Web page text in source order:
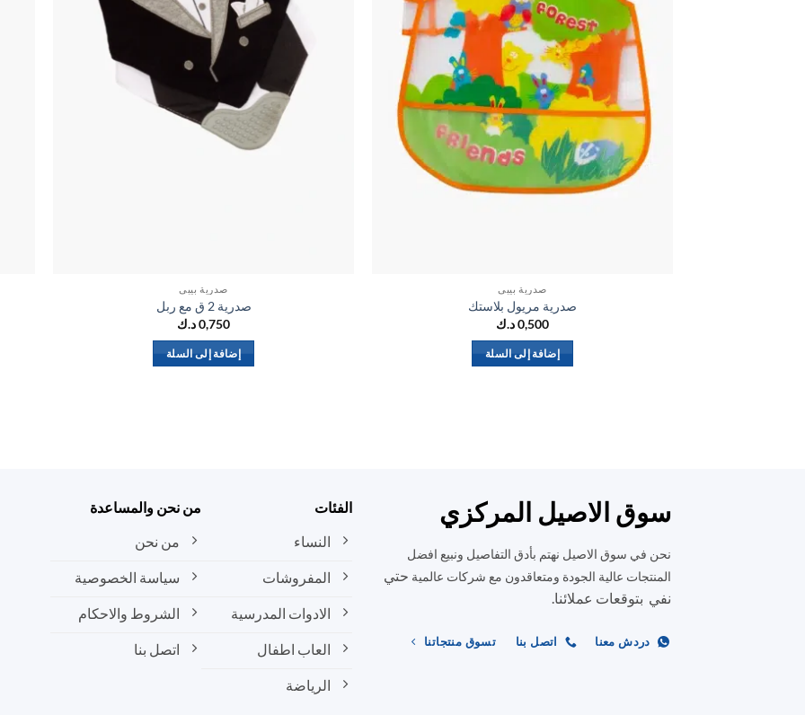
صدرية بيبي
صدرية مريول بلاستك
0,500د.ك
إضافة إلى السلة
صدرية بيبي
صدرية 2 ق مع ربل
0,750د.ك
إضافة إلى السلة
سوق الاصيل المركزي
نحن في سوق الاصيل نهتم بأدق التفاصيل ونبيع افضل
المنتجات عالية الجودة ومتعاقدون مع شركات عالمية حتي
نفي بتوقعات عملائنا.
دردش معنا اتصل بنا تسوق منتجاتنا
الفئات
النساء
المفروشات
الادوات المدرسية
العاب اطفال
الرياضة
من نحن والمساعدة
من نحن
سياسة الخصوصية
الشروط والاحكام
اتصل بنا